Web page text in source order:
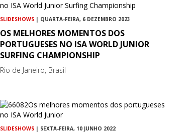
SLIDESHOWS | QUARTA-FEIRA, 6 DEZEMBRO 2023
OS MELHORES MOMENTOS DOS
PORTUGUESES NO ISA WORLD JUNIOR
SURFING CHAMPIONSHIP
Rio de Janeiro, Brasil
SLIDESHOWS | SEXTA-FEIRA, 10 JUNHO 2022